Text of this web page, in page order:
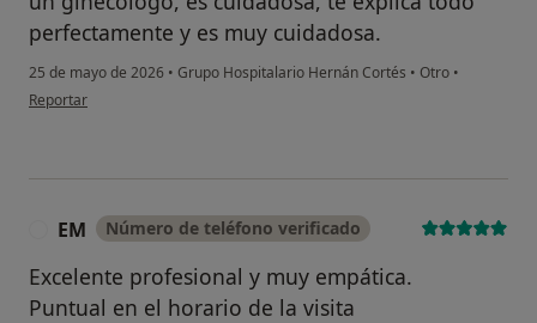
perfectamente y es muy cuidadosa.
25 de mayo de 2026 • Grupo Hospitalario Hernán Cortés • Otro •
en opinión del usuario M.P
Reportar
EM Número de teléfono verificado
Excelente profesional y muy empática.
Puntual en el horario de la visita